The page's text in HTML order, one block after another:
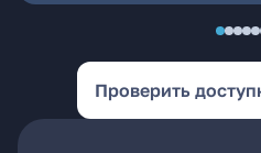
Проверить